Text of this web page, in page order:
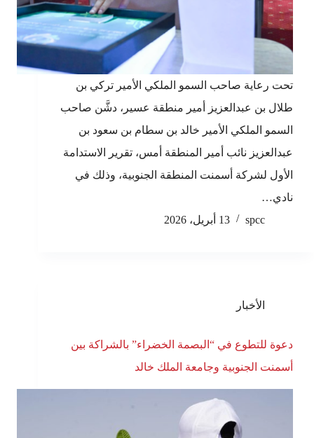
تحت رعاية صاحب السمو الملكي الأمير تركي بن
طلال بن عبدالعزيز أمير منطقة عسير، دشَّن صاحب
السمو الملكي الأمير خالد بن سطام بن سعود بن
عبدالعزيز نائب أمير المنطقة أمس، تقرير الاستدامة
الأول لشركة أسمنت المنطقة الجنوبية، وذلك في
نادي…
spcc
13 أبريل، 2026
الأخبار
دعوة للتطوع في “البصمة الخضراء” بالشراكة بين
أسمنت الجنوبية وجامعة الملك خالد